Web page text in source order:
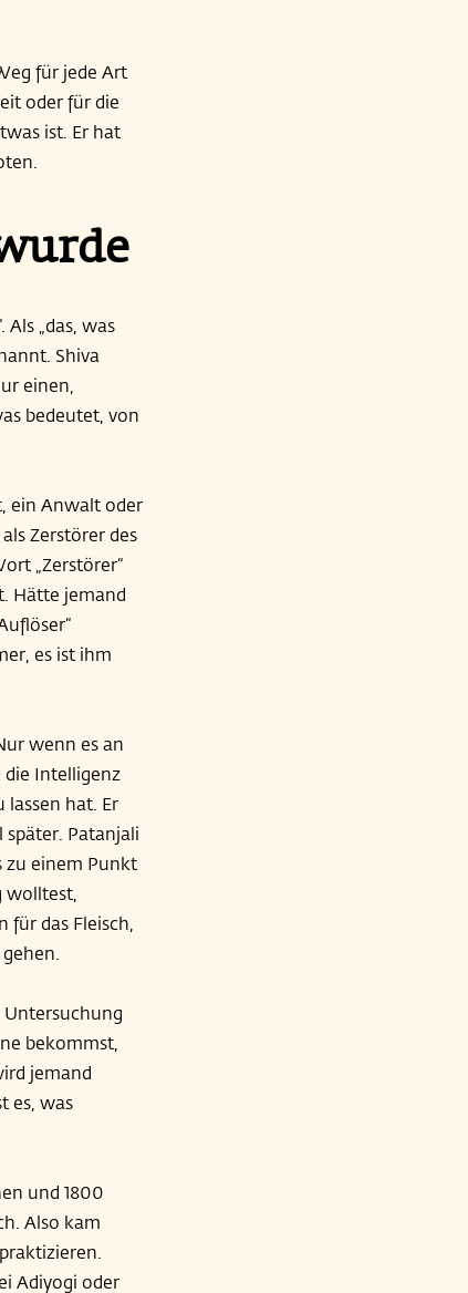
für jede Art
oder für die
ist. Er hat
„das, was
Shiva
einen,
bedeutet, von
ein Anwalt oder
Zerstörer des
„Zerstörer“
Hätte jemand
es ist ihm
wenn es an
die Intelligenz
hat. Er
Patanjali
zu einem Punkt
wolltest,
das Fleisch,
Untersuchung
bekommst,
jemand
es, was
und 1800
Also kam
Adiyogi oder